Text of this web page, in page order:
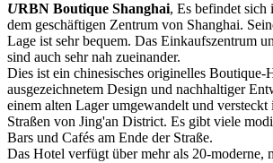
URBN Boutique Shanghai, Es befindet sich
dem geschäftigen Zentrum von Shanghai.
Lage ist sehr bequem. Das Einkaufszentrum
sind auch sehr nah zueinander.
Dies ist ein chinesisches originelles Boutique-
ausgezeichnetem Design und nachhaltiger
einem alten Lager umgewandelt und versteckt
Straßen von Jing'an District. Es gibt viele
Bars und Cafés am Ende der Straße.
Das Hotel verfügt über mehr als 20-moderne,